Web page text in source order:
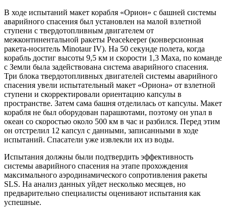
В ходе испытаний макет корабля «Орион» с башней системы
аварийного спасения был установлен на малой взлетной
ступени с твердотопливным двигателем от
межконтинентальной ракеты Peacekeeper (конверсионная
ракета-носитель Minotaur IV). На 50 секунде полета, когда
корабль достиг высоты 9,5 км и скорости 1,3 Маха, по команде
с Земли была задействована система аварийного спасения.
Три блока твердотопливных двигателей системы аварийного
спасения увели испытательный макет «Ориона» от взлетной
ступени и скорректировали ориентацию капсулы в
пространстве. Затем сама башня отделилась от капсулы. Макет
корабля не был оборудован парашютами, поэтому он упал в
океан со скоростью около 500 км в час и разбился. Перед этим
он отстрелил 12 капсул с данными, записанными в ходе
испытаний. Спасатели уже извлекли их из воды.
Испытания должны были подтвердить эффективность
системы аварийного спасения на этапе прохождения
максимального аэродинамического сопротивления ракеты
SLS. На анализ данных уйдет несколько месяцев, но
предварительно специалисты оценивают испытания как
успешные.